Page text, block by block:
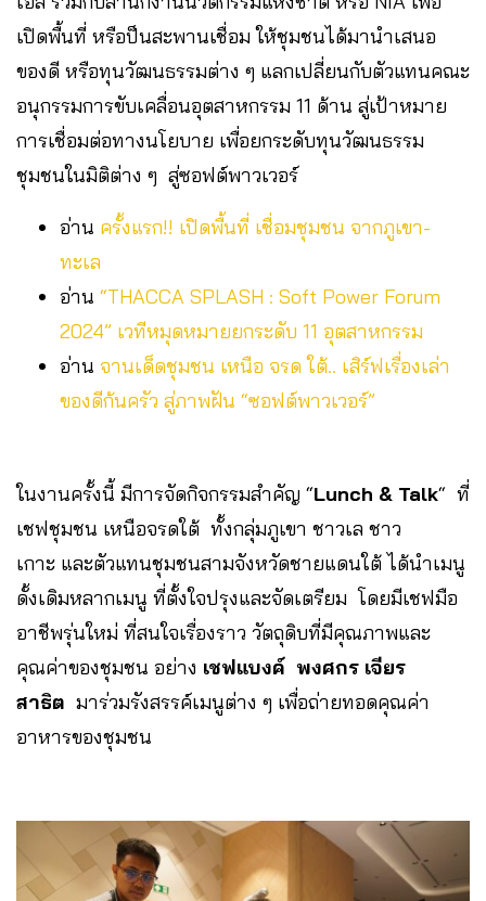
เปิดพื้นที่ หรือป็นสะพานเชื่อม ให้ชุมชนได้มานำเสนอ
ของดี หรือทุนวัฒนธรรมต่าง ๆ แลกเปลี่ยนกับตัวแทนคณะ
อนุกรรมการขับเคลื่อนอุตสาหกรรม 11 ด้าน สู่เป้าหมาย
การเชื่อมต่อทางนโยบาย เพื่อยกระดับทุนวัฒนธรรม
ชุมชนในมิติต่าง ๆ สู่ซอฟต์พาวเวอร์
อ่าน ครั้งแรก!! เปิดพื้นที่ เชื่อมชุมชน จากภูเขา-
ทะเล
อ่าน “THACCA SPLASH : Soft Power Forum
2024” เวทีหมุดหมายยกระดับ 11 อุตสาหกรรม
อ่าน จานเด็ดชุมชน เหนือ จรด ใต้.. เสิร์ฟเรื่องเล่า
ของดีก้นครัว สู่ภาพฝัน “ซอฟต์พาวเวอร์”
ในงานครั้งนี้ มีการจัดกิจกรรมสำคัญ “Lunch & Talk“ ที่
เชฟชุมชน เหนือจรดใต้ ทั้งกลุ่มภูเขา ชาวเล ชาว
เกาะ และตัวแทนชุมชนสามจังหวัดชายแดนใต้ ได้นำเมนู
ดั้งเดิมหลากเมนู ที่ตั้งใจปรุงและจัดเตรียม โดยมีเชฟมือ
อาชีพรุ่นใหม่ ที่สนใจเรื่องราว วัตถุดิบที่มีคุณภาพและ
คุณค่าของชุมชน อย่าง เชฟแบงค์ พงศกร เจียร
สาธิต มาร่วมรังสรรค์เมนูต่าง ๆ เพื่อถ่ายทอดคุณค่า
อาหารของชุมชน